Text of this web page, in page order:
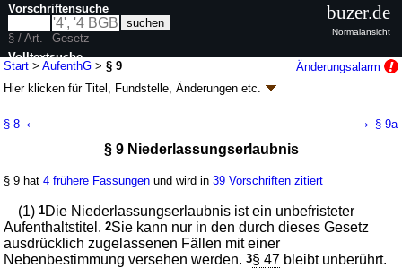
Start >AufenthG >§ 9
Änderungsalarm
Hier klicken fürTitel, Fundstelle, Änderungen etc.
G. v. 22.07.2026BGBl. 2026 I Nr. 222
136 weitere Fassungen | Drucksachen / Entwurf / Begründung
Kapitel 2 Einreise und Aufenthalt im Bundesgebiet
Abschnitt 1 Allgemeines
§ 8 ← → § 9a
§ 9 Niederlassungserlaubnis
§ 9 hat4 frühere Fassungen und wird in39 Vorschriften zitiert
(1)1Die Niederlassungserlaubnis ist ein unbefristeter
Aufenthaltstitel.2Sie kann nur in den durch dieses Gesetz
ausdrücklich zugelassenen Fällen mit einer
Nebenbestimmung versehen werden.3§ 47 bleibt unberührt.
Vorschriftensuche
§ / Art.
Gesetz
Volltextsuche
nur in AufenthG
buzer.de
Normalansicht